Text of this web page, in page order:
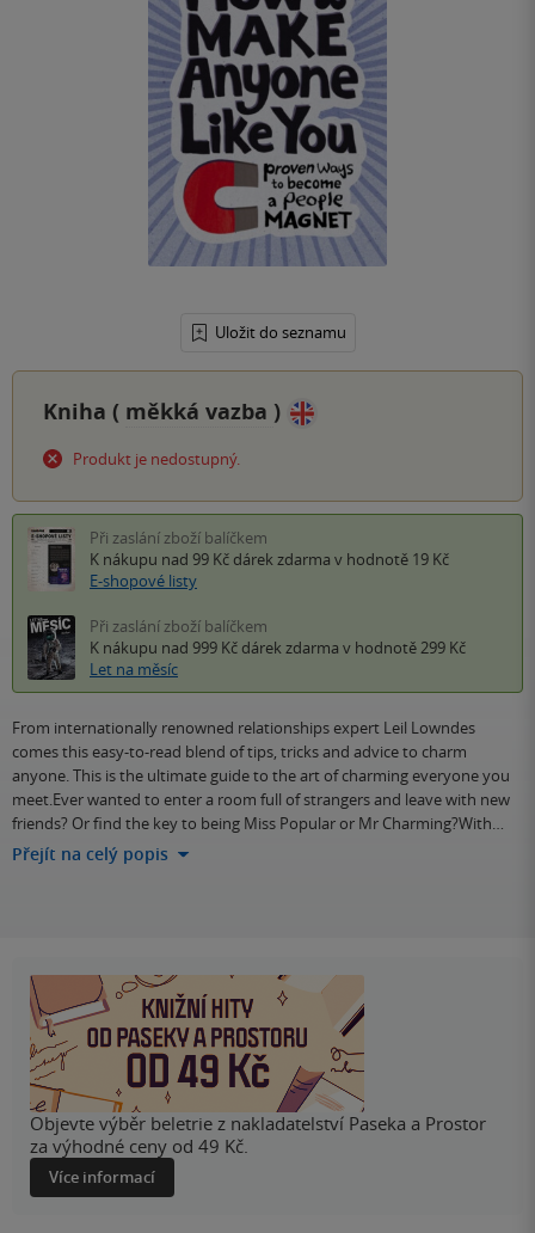
Uložit do seznamu
Kniha ( měkká vazba )
Produkt je nedostupný.
Při zaslání zboží balíčkem
K nákupu nad 99 Kč dárek zdarma v hodnotě 19 Kč
E-shopové listy
Při zaslání zboží balíčkem
K nákupu nad 999 Kč dárek zdarma v hodnotě 299 Kč
Let na měsíc
From internationally renowned relationships expert Leil Lowndes
comes this easy-to-read blend of tips, tricks and advice to charm
anyone. This is the ultimate guide to the art of charming everyone you
meet.Ever wanted to enter a room full of strangers and leave with new
friends? Or find the key to being Miss Popular or Mr Charming?With…
Přejít na celý popis
Objevte výběr beletrie z nakladatelství Paseka a Prostor
za výhodné ceny od 49 Kč.
Více informací